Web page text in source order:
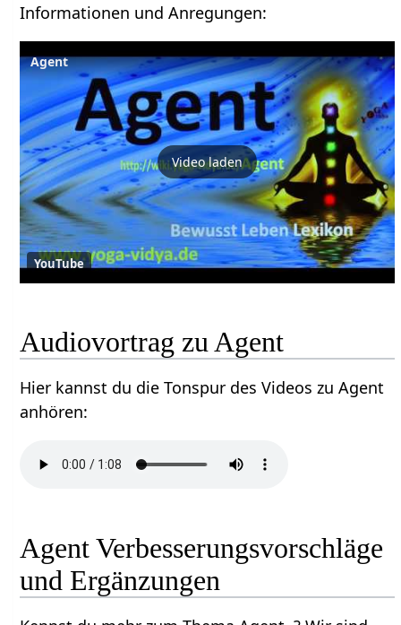
Informationen und Anregungen:
Agent
Video laden
YouTube
Audiovortrag zu Agent
Hier kannst du die Tonspur des Videos zu Agent
anhören:
Agent Verbesserungsvorschläge
und Ergänzungen